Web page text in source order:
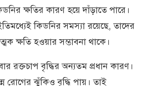
ক্ষতির কারণ হয়ে দাঁড়াতে পারে।
কিডনির সমস্যা রয়েছে, তাদের
ক্ষতি হওয়ার সম্ভাবনা থাকে।
রক্তচাপ বৃদ্ধির অন্যতম প্রধান কারণ।
রোগের ঝুঁকিও বৃদ্ধি পায়। তাই